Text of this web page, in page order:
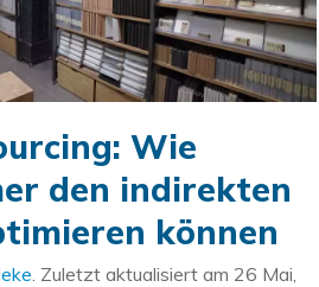
Wie
den indirekten
können
. Zuletzt aktualisiert am 26 Mai,